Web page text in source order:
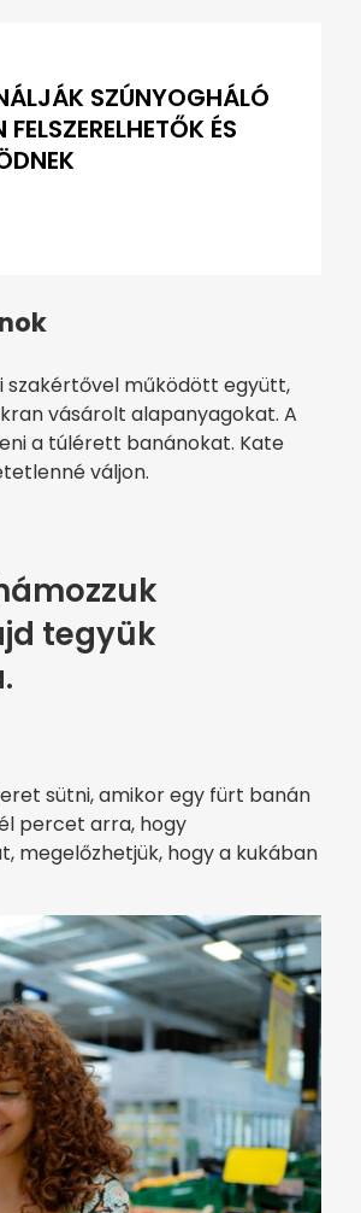
SZÚNYOGHÁLÓ
ÉS
szakértővel működött együtt,
vásárolt alapanyagokat. A
a túlérett banánokat. Kate
váljon.
tegyük
sütni, amikor egy fürt banán
percet arra, hogy
megelőzhetjük, hogy a kukában